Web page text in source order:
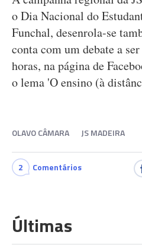
o Dia Nacional do
Funchal, desenrola-se
conta com um debate a
horas, na página de
o lema 'O ensino (à
OLAVO CÂMARA JS MADEIRA
2 Comentários
Últimas